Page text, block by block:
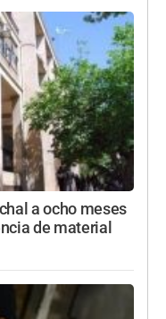
a ocho meses
de material